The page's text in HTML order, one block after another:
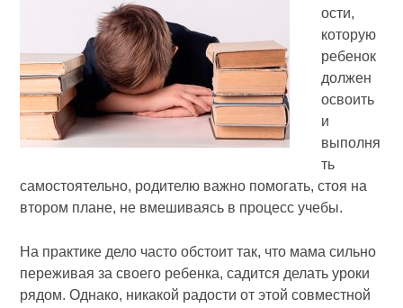
ости,
которую
ребенок
должен
освоить
и
выполня
ть
самостоятельно, родителю важно помогать, стоя на
втором плане, не вмешиваясь в процесс учебы.
На практике дело часто обстоит так, что мама сильно
переживая за своего ребенка, садится делать уроки
рядом. Однако, никакой радости от этой совместной